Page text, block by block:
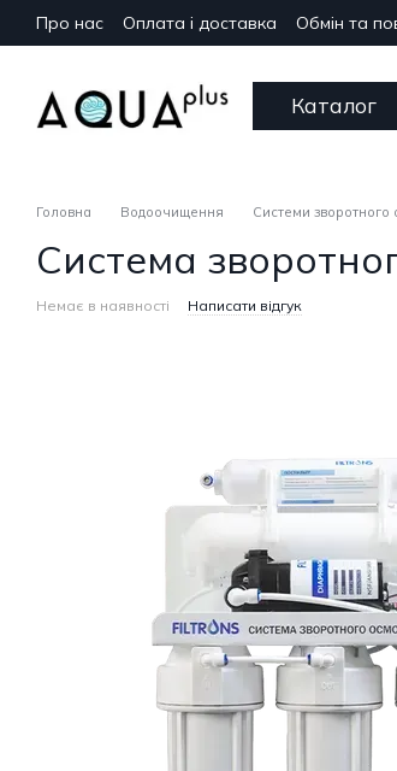
Перейти до основного контенту
Про нас Оплата і доставка Обмін та
Каталог
Головна Водоочищення Системи зворотного
Система
Немає в наявності Написати відгук